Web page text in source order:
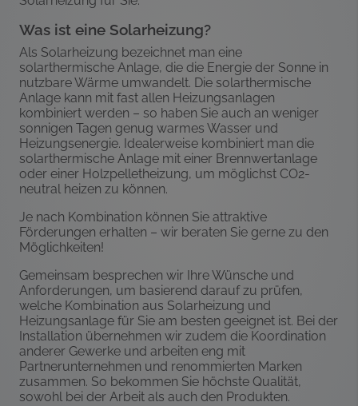
Was ist eine Solarheizung?
Als Solarheizung bezeichnet man eine
solarthermische Anlage, die die Energie der Sonne in
nutzbare Wärme umwandelt. Die solarthermische
Anlage kann mit fast allen Heizungsanlagen
kombiniert werden – so haben Sie auch an weniger
sonnigen Tagen genug warmes Wasser und
Heizungsenergie. Idealerweise kombiniert man die
solarthermische Anlage mit einer Brennwertanlage
oder einer Holzpelletheizung, um möglichst CO2-
neutral heizen zu können.
Je nach Kombination können Sie attraktive
Förderungen erhalten – wir beraten Sie gerne zu den
Möglichkeiten!
Gemeinsam besprechen wir Ihre Wünsche und
Anforderungen, um basierend darauf zu prüfen,
welche Kombination aus Solarheizung und
Heizungsanlage für Sie am besten geeignet ist. Bei der
Installation übernehmen wir zudem die Koordination
anderer Gewerke und arbeiten eng mit
Partnerunternehmen und renommierten Marken
zusammen. So bekommen Sie höchste Qualität,
sowohl bei der Arbeit als auch den Produkten.